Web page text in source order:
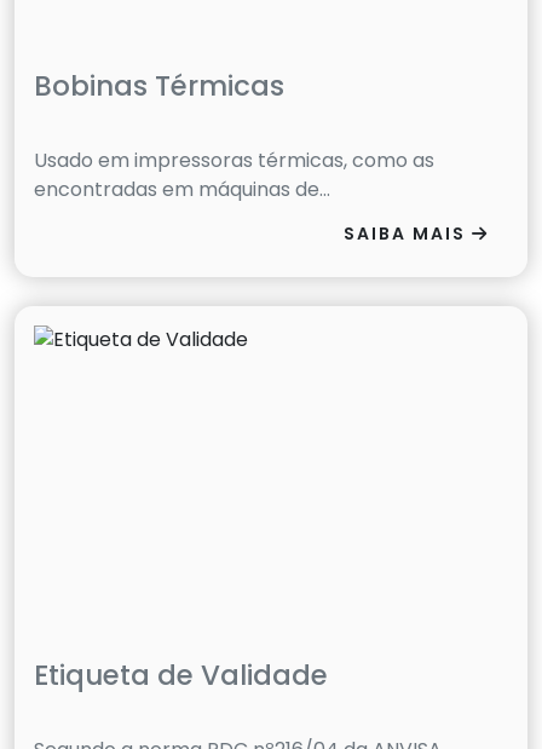
Bobinas Térmicas
Usado em impressoras térmicas, como as
encontradas em máquinas de...
SAIBA MAIS
Etiqueta de Validade